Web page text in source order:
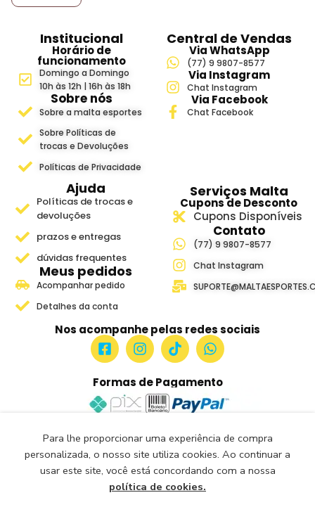
Institucional
Horário de
funcionamento
Domingo a Domingo
10h às 12h | 16h às 18h
Sobre nós
Sobre a malta esportes
Sobre Políticas de
trocas e Devoluções
Políticas de Privacidade
Central de Vendas
Via WhatsApp
(77) 9 9807-8577
Via Instagram
Chat Instagram
Via Facebook
Chat Facebook
Ajuda
Políticas de trocas e
devoluções
prazos e entregas
dúvidas frequentes
Meus pedidos
Acompanhar pedido
Detalhes da conta
Serviços Malta
Cupons de Desconto
Cupons Disponíveis
Contato
(77) 9 9807-8577
Chat Instagram
Nos acompanhe pelas redes sociais
Formas de Pagamento
Site Seguro e Verificado
Seguro Certificado
Certificado: Trustindex
Para lhe proporcionar uma experiência de compra
personalizada, o nosso site utiliza cookies. Ao continuar a
usar este site, você está concordando com a nossa
política de cookies.